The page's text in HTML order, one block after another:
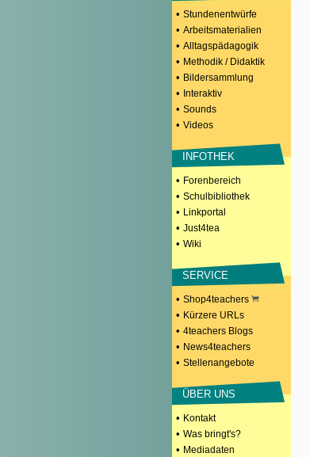
• Stundenentwürfe
• Arbeitsmaterialien
• Alltagspädagogik
• Methodik / Didaktik
• Bildersammlung
• Interaktiv
• Sounds
• Videos
INFOTHEK
• Forenbereich
• Schulbibliothek
• Linkportal
• Just4tea
• Wiki
SERVICE
• Shop4teachers
• Kürzere URLs
• 4teachers Blogs
• News4teachers
• Stellenangebote
ÜBER UNS
• Kontakt
• Was bringt's?
• Mediadaten